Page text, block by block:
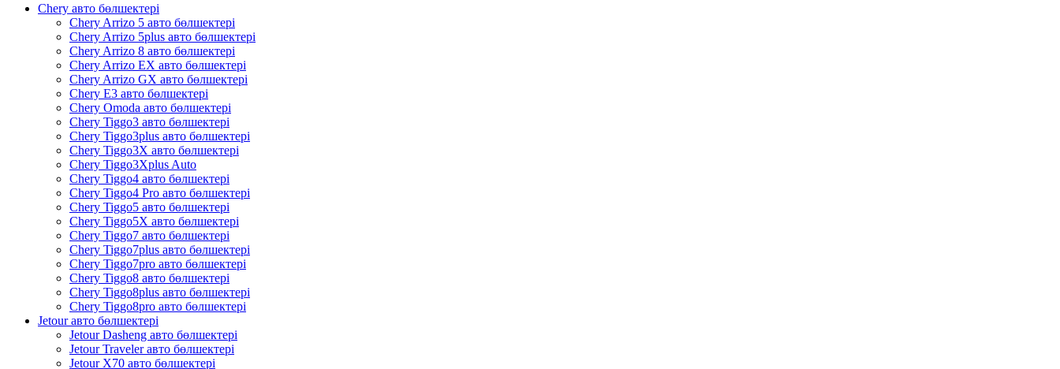
Chery авто бөлшектері
Chery Arrizo 5 авто бөлшектері
Chery Arrizo 5plus авто бөлшектері
Chery Arrizo 8 авто бөлшектері
Chery Arrizo EX авто бөлшектері
Chery Arrizo GX авто бөлшектері
Chery E3 авто бөлшектері
Chery Omoda авто бөлшектері
Chery Tiggo3 авто бөлшектері
Chery Tiggo3plus авто бөлшектері
Chery Tiggo3X авто бөлшектері
Chery Tiggo3Xplus Auto
Chery Tiggo4 авто бөлшектері
Chery Tiggo4 Pro авто бөлшектері
Chery Tiggo5 авто бөлшектері
Chery Tiggo5X авто бөлшектері
Chery Tiggo7 авто бөлшектері
Chery Tiggo7plus авто бөлшектері
Chery Tiggo7pro авто бөлшектері
Chery Tiggo8 авто бөлшектері
Chery Tiggo8plus авто бөлшектері
Chery Tiggo8pro авто бөлшектері
Jetour авто бөлшектері
Jetour Dasheng авто бөлшектері
Jetour Traveler авто бөлшектері
Jetour X70 авто бөлшектері